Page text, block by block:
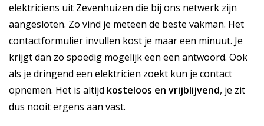
elektriciens uit Zevenhuizen die bij ons netwerk zijn
aangesloten. Zo vind je meteen de beste vakman. Het
contactformulier invullen kost je maar een minuut. Je
krijgt dan zo spoedig mogelijk een een antwoord. Ook
als je dringend een elektricien zoekt kun je contact
opnemen. Het is altijd kosteloos en vrijblijvend, je zit
dus nooit ergens aan vast.